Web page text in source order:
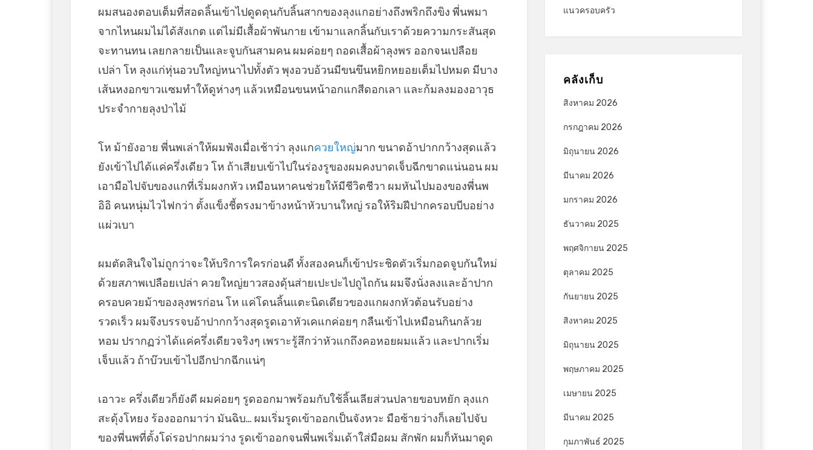
ผมสนองตอบเต็มที่สอดลิ้นเข้าไปดูดดุนกับลิ้นสากของลุงแกอย่างถึงพริกถึงขิง พี่นพมา
จากไหนผมไม่ได้สังเกต แต่ไม่มีเสื้อผ้าพันกาย เข้ามาแลกลิ้นกับเราด้วยความกระสันสุด
จะทานทน เลยกลายเป็นและจูบกันสามคน ผมค่อยๆ ถอดเสื้อผ้าลุงพร ออกจนเปลือย
เปล่า โห ลุงแก่หุ่นอวบใหญ่หนาไปทั้งตัว พุงอวบอ้วนมีขนขึนหยิกหยอยเต็มไปหมด มีบาง
เส้นหงอกขาวแซมทำให้ดูห่างๆ แล้วเหมือนขนหน้าอกแกสีดอกเลา และก้มลงมองอาวุธ
ประจำกายลุงป่าไม้
โห ม้ายังอาย พี่นพเล่าให้ผมฟังเมื่อเช้าว่า ลุงแกควยใหญ่มาก ขนาดอ้าปากกว้างสุดแล้ว
ยังเข้าไปได้แค่ครึ่งเดียว โห ถ้าเสียบเข้าไปในร่องรูของผมคงบาดเจ็บฉีกขาดแน่นอน ผม
เอามือไปจับของแกที่เริ่มผงกหัว เหมือนหาคนช่วยให้มีชีวิตชีวา ผมหันไปมองของพี่นพ
อิอิ คนหนุ่มไวไฟกว่า ตั้งแข็งชี้ตรงมาข้างหน้าหัวบานใหญ่ รอให้ริมฝีปากครอบบีบอย่าง
แผ่วเบา
ผมตัดสินใจไม่ถูกว่าจะให้บริการใครก่อนดี ทั้งสองคนก็เข้าประชิดตัวเริ่มกอดจูบกันใหม่
ด้วยสภาพเปลือยเปล่า ควยใหญ่ยาวสองดุ้นส่ายเปะปะไปถูไถกัน ผมจึงนั่งลงและอ้าปาก
ครอบควยม้าของลุงพรก่อน โห แค่โดนลิ้นแตะนิดเดียวของแกผงกหัวต้อนรับอย่าง
รวดเร็ว ผมจึงบรรจบอ้าปากกว้างสุดรูดเอาหัวเคแกค่อยๆ กลืนเข้าไปเหมือนกินกล้วย
หอม ปรากฏว่าได้แค่ครึ่งเดียวจริงๆ เพราะรู้สึกว่าหัวแกถึงคอหอยผมแล้ว และปากเริ่ม
เจ็บแล้ว ถ้าบ๊วบเข้าไปอีกปากฉีกแน่ๆ
เอาวะ ครึ่งเดียวก็ยังดี ผมค่อยๆ รูดออกมาพร้อมกับใช้ลิ้นเลียส่วนปลายขอบหยัก ลุงแก
สะดุ้งโหยง ร้องออกมาว่า มันฉิบ… ผมเริ่มรูดเข้าออกเป็นจังหวะ มือซ้ายว่างก็เลยไปจับ
ของพี่นพที่ตั้งโด่รอปากผมว่าง รูดเข้าออกจนพี่นพเริ่มเด้าใส่มือผม สักพัก ผมก็หันมาดูด
แนวครอบครัว
คลังเก็บ
สิงหาคม 2026
กรกฎาคม 2026
มิถุนายน 2026
มีนาคม 2026
มกราคม 2026
ธันวาคม 2025
พฤศจิกายน 2025
ตุลาคม 2025
กันยายน 2025
สิงหาคม 2025
มิถุนายน 2025
พฤษภาคม 2025
เมษายน 2025
มีนาคม 2025
กุมภาพันธ์ 2025